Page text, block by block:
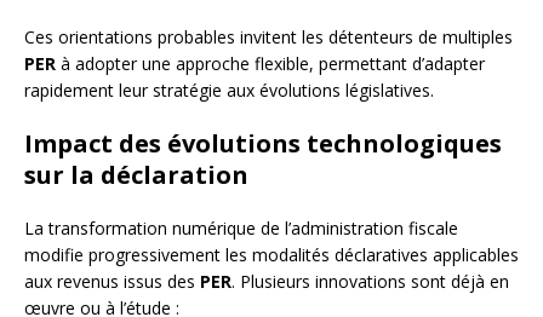
Ces orientations probables invitent les détenteurs de multiples
PER à adopter une approche flexible, permettant d’adapter
rapidement leur stratégie aux évolutions législatives.
Impact des évolutions technologiques
sur la déclaration
La transformation numérique de l’administration fiscale
modifie progressivement les modalités déclaratives applicables
aux revenus issus des PER. Plusieurs innovations sont déjà en
œuvre ou à l’étude :